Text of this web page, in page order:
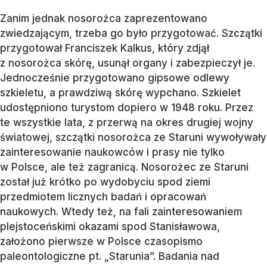
Zanim jednak nosorożca zaprezentowano
zwiedzającym, trzeba go było przygotować. Szczątki
przygotował Franciszek Kalkus, który zdjął
z nosorożca skórę, usunął organy i zabezpieczył je.
Jednocześnie przygotowano gipsowe odlewy
szkieletu, a prawdziwą skórę wypchano. Szkielet
udostępniono turystom dopiero w 1948 roku. Przez
te wszystkie lata, z przerwą na okres drugiej wojny
światowej, szczątki nosorożca ze Staruni wywoływały
zainteresowanie naukowców i prasy nie tylko
w Polsce, ale też zagranicą. Nosorożec ze Staruni
został już krótko po wydobyciu spod ziemi
przedmiotem licznych badań i opracowań
naukowych. Wtedy też, na fali zainteresowaniem
plejstoceńskimi okazami spod Stanisławowa,
założono pierwsze w Polsce czasopismo
paleontologiczne pt. „Starunia”. Badania nad